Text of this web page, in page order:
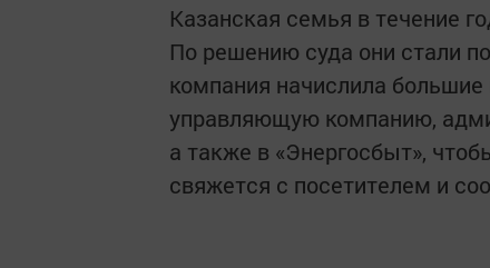
Казанская семья в течение
По решению суда они стали
компания начислила большие
управляющую компанию,
а также в «Энергосбыт»,
свяжется с посетителем и